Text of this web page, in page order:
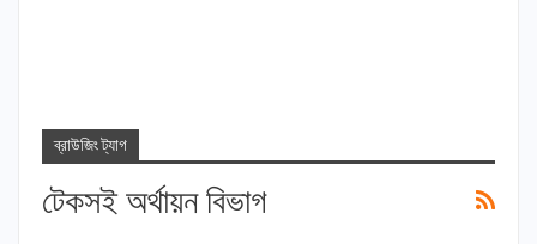
ব্রাউজিং ট্যাগ
টেকসই অর্থায়ন বিভাগ